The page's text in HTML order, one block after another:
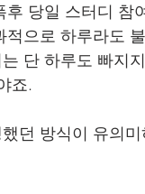
후 당일 스터디
적으로 하루라도
단 하루도 빠지
죠.
던 방식이 유의